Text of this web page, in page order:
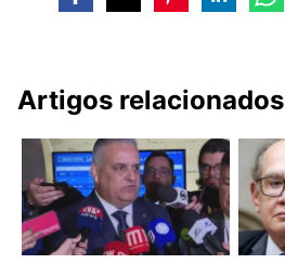
Artigos relacionados